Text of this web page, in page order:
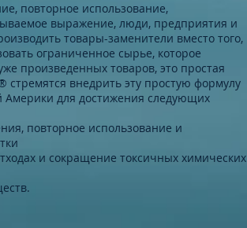
повторное использование,
выражение, люди, предприятия и
товары-заменители вместо того,
ограниченное сырье, которое
произведенных товаров, это простая
стремятся внедрить эту простую формулу
Америки для достижения следующих
повторное использование и
и сокращение токсичных химических